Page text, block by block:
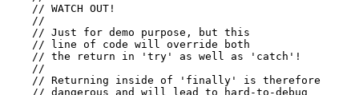
  } catch(error) {
    return { error }
  } finally {
    //
    // WATCH OUT!
    //
    // Just for demo purpose, but this
    // line of code will override both